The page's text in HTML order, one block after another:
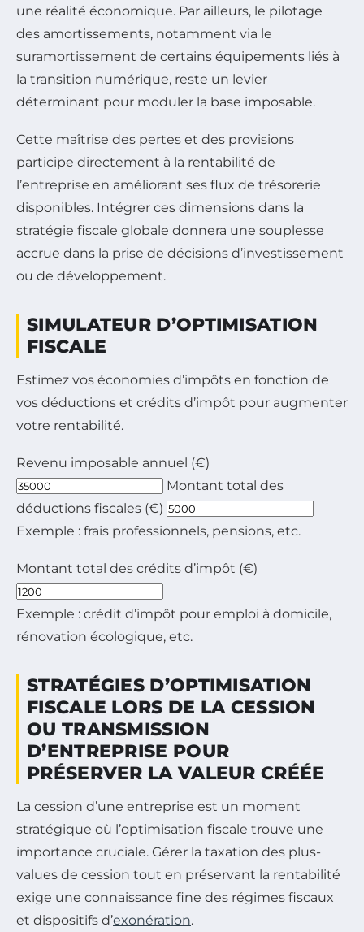
une réalité économique. Par ailleurs, le pilotage
des amortissements, notamment via le
suramortissement de certains équipements liés à
la transition numérique, reste un levier
déterminant pour moduler la base imposable.
Cette maîtrise des pertes et des provisions
participe directement à la rentabilité de
l’entreprise en améliorant ses flux de trésorerie
disponibles. Intégrer ces dimensions dans la
stratégie fiscale globale donnera une souplesse
accrue dans la prise de décisions d’investissement
ou de développement.
SIMULATEUR D’OPTIMISATION
FISCALE
Estimez vos économies d’impôts en fonction de
vos déductions et crédits d’impôt pour augmenter
votre rentabilité.
Formulaire pour saisir revenu imposable, montants
Revenu imposable annuel (€)
Montant total des
déductions fiscales (€)
Exemple : frais professionnels, pensions, etc.
Montant total des crédits d’impôt (€)
Exemple : crédit d’impôt pour emploi à domicile,
rénovation écologique, etc.
STRATÉGIES D’OPTIMISATION
FISCALE LORS DE LA CESSION
OU TRANSMISSION
D’ENTREPRISE POUR
PRÉSERVER LA VALEUR CRÉÉE
La cession d’une entreprise est un moment
stratégique où l’optimisation fiscale trouve une
importance cruciale. Gérer la taxation des plus-
values de cession tout en préservant la rentabilité
exige une connaissance fine des régimes fiscaux
et dispositifs d’exonération.